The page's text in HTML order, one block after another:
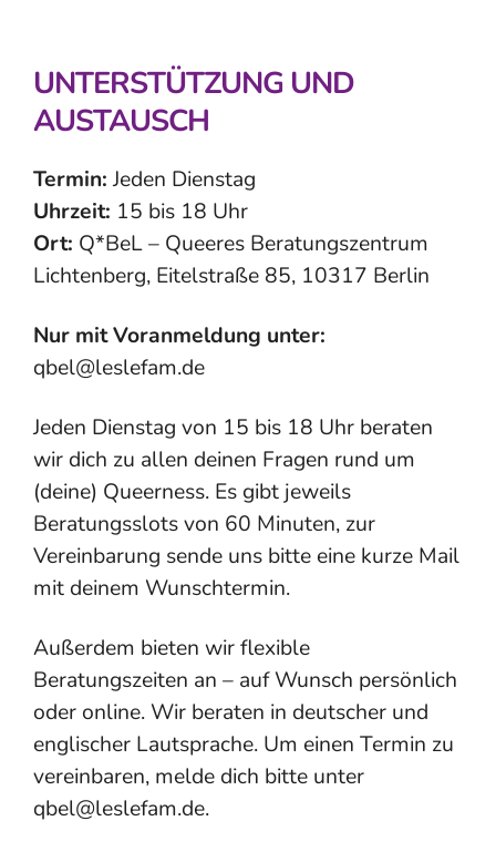
UNTERSTÜTZUNG UND
AUSTAUSCH
Termin:Jeden Dienstag
Uhrzeit: 15 bis 18 Uhr
Ort: Q*BeL – Queeres Beratungszentrum
Lichtenberg, Eitelstraße 85, 10317 Berlin
Nur mit Voranmeldung unter:
qbel@leslefam.de
Jeden Dienstag von 15 bis 18 Uhr beraten
wir dich zu allen deinen Fragen rund um
(deine) Queerness. Es gibt jeweils
Beratungsslots von 60 Minuten, zur
Vereinbarung sende uns bitte eine kurze Mail
mit deinem Wunschtermin.
Außerdem bieten wir flexible
Beratungszeiten an – auf Wunsch persönlich
oder online. Wir beraten in deutscher und
englischer Lautsprache. Um einen Termin zu
vereinbaren, melde dich bitte unter
qbel@leslefam.de.